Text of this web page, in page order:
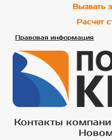
Вызвать
Расчет
Правовая информация
Контакты